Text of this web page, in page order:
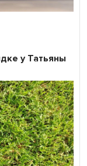
у Татьяны